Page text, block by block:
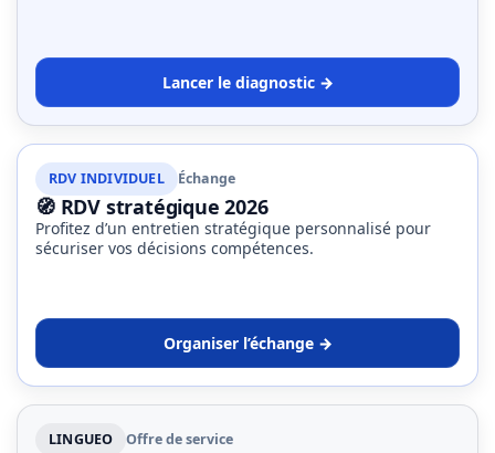
Lancer le diagnostic →
RDV INDIVIDUEL Échange
🧭 RDV stratégique 2026
Profitez d’un entretien stratégique personnalisé pour
sécuriser vos décisions compétences.
Organiser l’échange →
LINGUEO Offre de service